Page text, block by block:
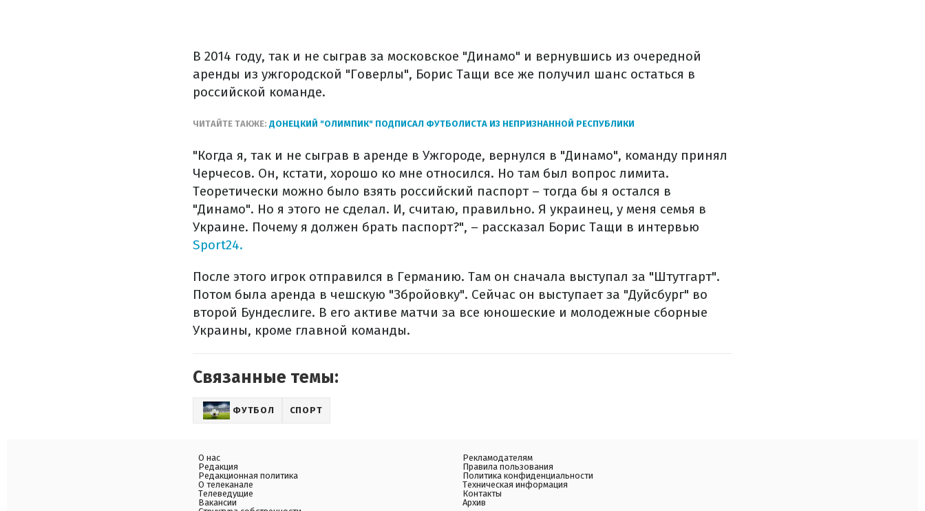
В 2014 году, так и не сыграв за московское "Динамо" и вернувшись из очередной
аренды из ужгородской "Говерлы", Борис Тащи все же получил шанс остаться в
российской команде.
ЧИТАЙТЕ ТАКЖЕ: ДОНЕЦКИЙ "ОЛИМПИК" ПОДПИСАЛ ФУТБОЛИСТА ИЗ НЕПРИЗНАННОЙ РЕСПУБЛИКИ
"Когда я, так и не сыграв в аренде в Ужгороде, вернулся в "Динамо", команду принял
Черчесов. Он, кстати, хорошо ко мне относился. Но там был вопрос лимита.
Теоретически можно было взять российский паспорт – тогда бы я остался в
"Динамо". Но я этого не сделал. И, считаю, правильно. Я украинец, у меня семья в
Украине. Почему я должен брать паспорт?", – рассказал Борис Тащи в интервью
Sport24.
После этого игрок отправился в Германию. Там он сначала выступал за "Штутгарт".
Потом была аренда в чешскую "Збройовку". Сейчас он выступает за "Дуйсбург" во
второй Бундеслиге. В его активе матчи за все юношеские и молодежные сборные
Украины, кроме главной команды.
Связанные темы:
ФУТБОЛ СПОРТ
О нас
Редакция
Редакционная политика
О телеканале
Телеведущие
Вакансии
Рекламодателям
Правила пользования
Политика конфиденциальности
Техническая информация
Контакты
Архив